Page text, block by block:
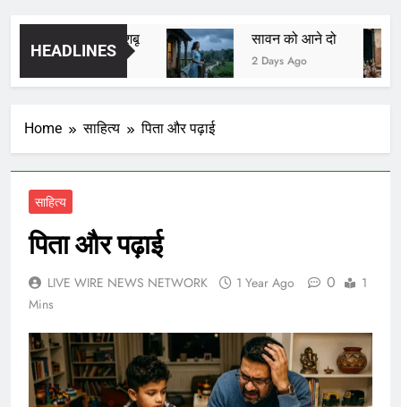
HEADLINES
2 Days Ago
सावन को आने दो
2 Days Ago
Home साहित्य पिता और पढ़ाई
साहित्य
पिता और पढ़ाई
LIVE WIRE NEWS NETWORK 1 Year Ago 0
1
Mins